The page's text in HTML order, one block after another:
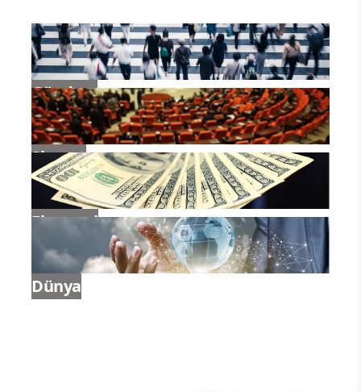
Gündem
Siyaset
Ekonomi
Dünya